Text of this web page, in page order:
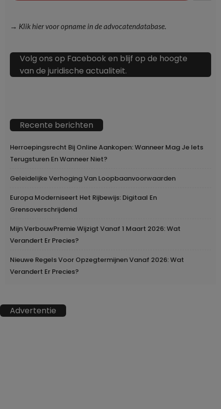
→ Klik hier voor opname in de advocatendatabase.
Volg ons op Facebook en blijf op de hoogte
van de juridische actualiteit.
Recente berichten
Herroepingsrecht Bij Online Aankopen: Wanneer Mag Je Iets
Terugsturen En Wanneer Niet?
Geleidelijke Verhoging Van Loopbaanvoorwaarden
Europa Moderniseert Het Rijbewijs: Digitaal En
Grensoverschrijdend
Mijn VerbouwPremie Wijzigt Vanaf 1 Maart 2026: Wat
Verandert Er Precies?
Nieuwe Regels Voor Opzegtermijnen Vanaf 2026: Wat
Verandert Er Precies?
Advertentie